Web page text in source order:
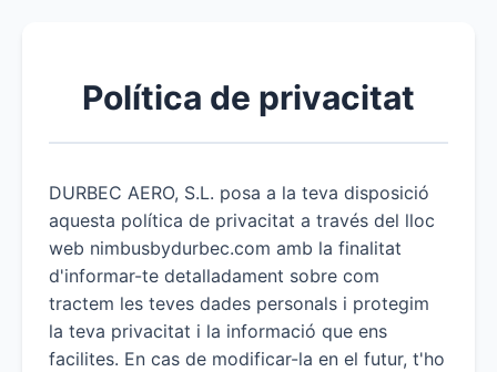
Política de privacitat
DURBEC AERO, S.L. posa a la teva disposició
aquesta política de privacitat a través del lloc
web nimbusbydurbec.com amb la finalitat
d'informar-te detalladament sobre com
tractem les teves dades personals i protegim
la teva privacitat i la informació que ens
facilites. En cas de modificar-la en el futur, t'ho